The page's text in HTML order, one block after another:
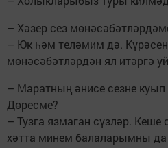
– Хәзер сез
– Юк һәм теләмим дә.
мөнәсәбәтләрдән ял итәргә
– Маратның әнисе сезне куып
Дөресме?
– Тузга язмаган сүзләр.
хәтта минем балаларымны